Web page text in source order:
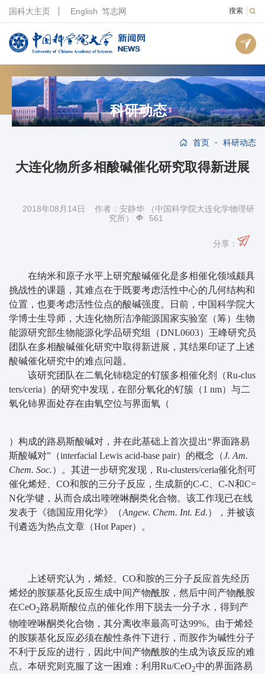
搜索
国科大主页 English 笃志网
科研动态
首页 - 科研动态
大连化物所多相酸碱催化研究取得新进展
2018年08月14日 作者：安静华 （中国科学院大连化学物理研
究所）
561
分享：
在纳米和原子水平上研究酸碱催化是多相催化领域颇具
挑战性的课题，其难点在于既要考虑活性中心的几何结构和
位置，也要考虑活性位点的酸碱强度。日前，中国科学院大
学博士生导师，大连化物所洁净能源国家实验室（筹）生物
能源研究部生物能源化学品研究组（DNL0603）王峰研究员
团队在多相酸碱催化研究中取得新进展，其结果印证了上述
酸碱催化研究中的难点问题。
该研究团队在二氧化铈稳定的钌簇多相催化剂（Ru-clus
ters/ceria）的研究中发现，在部分氧化的钌簇（1 nm）与二
氧化铈界面处存在由氧空位与界面氧（
）构成的路易斯酸碱对，并在此基础上首次提出“界面路易
斯酸碱对”（interfacial Lewis acid-base pair）的概念（J. Am.
Chem. Soc.）。其进一步研究发现，Ru-clusters/ceria催化剂可
催化烯烃、CO和胺的三分子反应，生成新的C-C、C-N和C=
N化学键，从而合成出喹唑啉酮类化合物。该工作现已在线
发表于《德国应用化学》（Angew. Chem. Int. Ed.），并被该
刊遴选为热点文章（Hot Paper）。
上述研究认为，烯烃、CO和胺的三分子反应首先经历
烯烃的胺羰基化反应生成中间产物酰胺，然后中间产物酰胺
在CeO2路易斯酸位点的催化作用下脱去一分子水，得到产
物喹唑啉酮类化合物，其分离收率最高可达99%。由于烯烃
的胺羰基化反应必须在酸性条件下进行，而胺作为碱性分子
不利于反应的进行，因此中间产物酰胺的生成为该反应的难
点。本研究则克服了这一困难：利用Ru/CeO2中的界面路易